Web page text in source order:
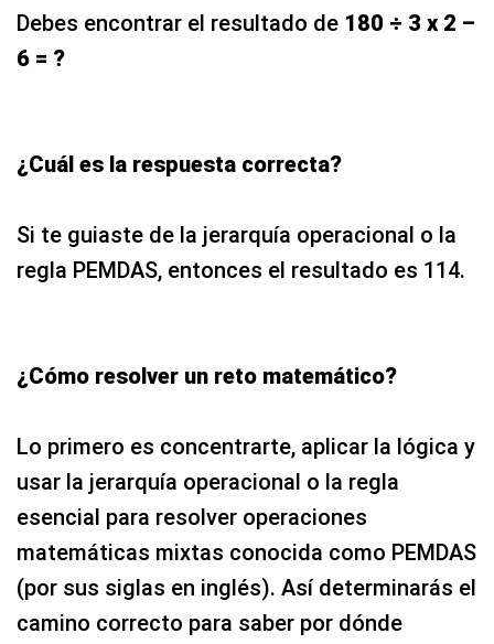
Debes encontrar el resultado de 180 ÷ 3 x 2 –
6 = ?
¿Cuál es la respuesta correcta?
Si te guiaste de la jerarquía operacional o la
regla PEMDAS, entonces el resultado es 114.
¿Cómo resolver un reto matemático?
Lo primero es concentrarte, aplicar la lógica y
usar la jerarquía operacional o la regla
esencial para resolver operaciones
matemáticas mixtas conocida como PEMDAS
(por sus siglas en inglés). Así determinarás el
camino correcto para saber por dónde